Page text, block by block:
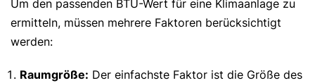
Um den passenden BTU-Wert für eine Klimaanlage zu
ermitteln, müssen mehrere Faktoren berücksichtigt
werden:
Raumgröße: Der einfachste Faktor ist die Größe des